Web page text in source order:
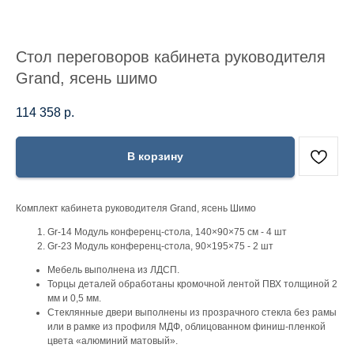
Стол переговоров кабинета руководителя
Grand, ясень шимо
114 358 р.
В корзину
Комплект кабинета руководителя Grand, ясень Шимо
Gr-14 Модуль конференц-стола, 140×90×75 см - 4 шт
Gr-23 Модуль конференц-стола, 90×195×75 - 2 шт
Мебель выполнена из ЛДСП.
Торцы деталей обработаны кромочной лентой ПВХ толщиной 2
мм и 0,5 мм.
Стеклянные двери выполнены из прозрачного стекла без рамы
или в рамке из профиля МДФ, облицованном финиш-пленкой
цвета «алюминий матовый».